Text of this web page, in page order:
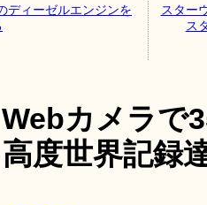
ディーゼルエンジンを
スター
ス
カメラで
度世界記録